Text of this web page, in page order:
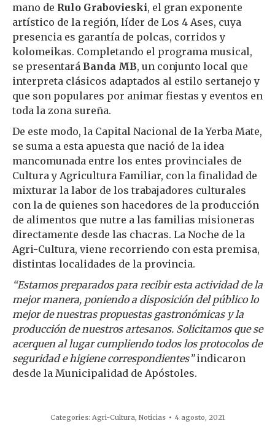
mano de Rulo Grabovieski, el gran exponente
artístico de la región, líder de Los 4 Ases, cuya
presencia es garantía de polcas, corridos y
kolomeikas. Completando el programa musical,
se presentará Banda MB, un conjunto local que
interpreta clásicos adaptados al estilo sertanejo y
que son populares por animar fiestas y eventos en
toda la zona sureña.
De este modo, la Capital Nacional de la Yerba Mate,
se suma a esta apuesta que nació de la idea
mancomunada entre los entes provinciales de
Cultura y Agricultura Familiar, con la finalidad de
mixturar la labor de los trabajadores culturales
con la de quienes son hacedores de la producción
de alimentos que nutre a las familias misioneras
directamente desde las chacras. La Noche de la
Agri-Cultura, viene recorriendo con esta premisa,
distintas localidades de la provincia.
“Estamos preparados para recibir esta actividad de la
mejor manera, poniendo a disposición del público lo
mejor de nuestras propuestas gastronómicas y la
producción de nuestros artesanos. Solicitamos que se
acerquen al lugar cumpliendo todos los protocolos de
seguridad e higiene correspondientes”indicaron
desde la Municipalidad de Apóstoles.
Categories: Agri-Cultura, Noticias 4 agosto, 2021